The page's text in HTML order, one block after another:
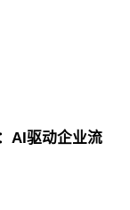
AI驱动企业流